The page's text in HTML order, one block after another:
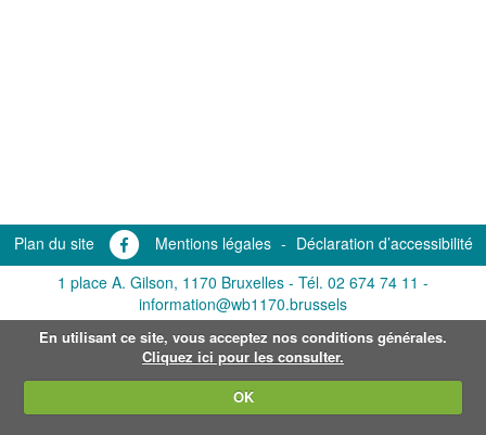
Plan du site Mentions légales - Déclaration d’accessibilité
1 place A. Gilson, 1170 Bruxelles - Tél. 02 674 74 11 -
information@wb1170.brussels
En utilisant ce site, vous acceptez nos conditions générales.
Cliquez ici pour les consulter.
OK